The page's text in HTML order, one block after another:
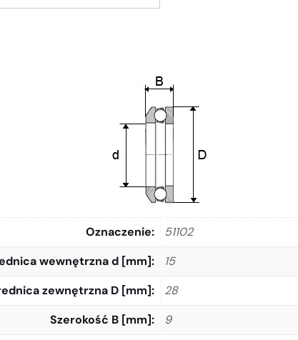
Oznaczenie
51102
wewnętrzna d [mm]
15
zewnętrzna D [mm]
28
Szerokość B [mm]
9